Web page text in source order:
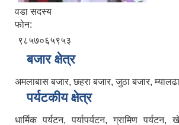
वडा सदस्य
फोन:
९८५७०६५९५३
बजार क्षेत्र
अमलाबास बजार, छहरा बजार, जुठा बजार,
पर्यटकीय क्षेत्र
धार्मिक पर्यटन, पर्यापर्यटन, ग्रामिण